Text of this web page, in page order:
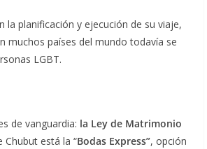
la planificación y ejecución de su viaje,
muchos países del mundo todavía se
LGBT.
de vanguardia: la Ley de Matrimonio
Chubut está la “Bodas Express”, opción